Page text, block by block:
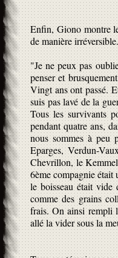
Enfin, Giono montre
de manière
"Je ne peux pas
penser et
Vingt ans ont passé.
suis pas lavé de la
Tous les survivants
pendant quatre ans,
nous sommes à peu
Eparges, Verdun-
Chevrillon, le
6ème compagnie
le boisseau était vide
comme des grains
frais. On ainsi rempli
allé la vider sous la